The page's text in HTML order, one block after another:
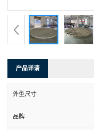
产品详请
外型尺寸
品牌